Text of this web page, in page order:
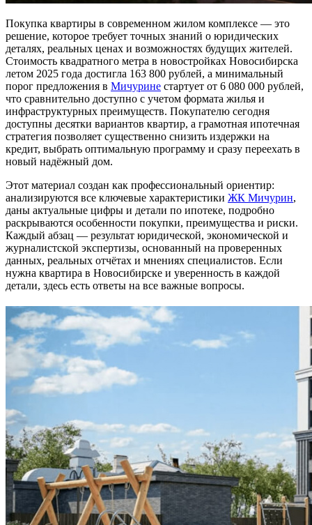
Покупка квартиры в современном жилом комплексе — это
решение, которое требует точных знаний о юридических
деталях, реальных ценах и возможностях будущих жителей.
Стоимость квадратного метра в новостройках Новосибирска
летом 2025 года достигла 163 800 рублей, а минимальный
порог предложения в Мичурине стартует от 6 080 000 рублей,
что сравнительно доступно с учетом формата жилья и
инфраструктурных преимуществ. Покупателю сегодня
доступны десятки вариантов квартир, а грамотная ипотечная
стратегия позволяет существенно снизить издержки на
кредит, выбрать оптимальную программу и сразу переехать в
новый надёжный дом.
Этот материал создан как профессиональный ориентир:
анализируются все ключевые характеристики ЖК Мичурин,
даны актуальные цифры и детали по ипотеке, подробно
раскрываются особенности покупки, преимущества и риски.
Каждый абзац — результат юридической, экономической и
журналистской экспертизы, основанный на проверенных
данных, реальных отчётах и мнениях специалистов. Если
нужна квартира в Новосибирске и уверенность в каждой
детали, здесь есть ответы на все важные вопросы.